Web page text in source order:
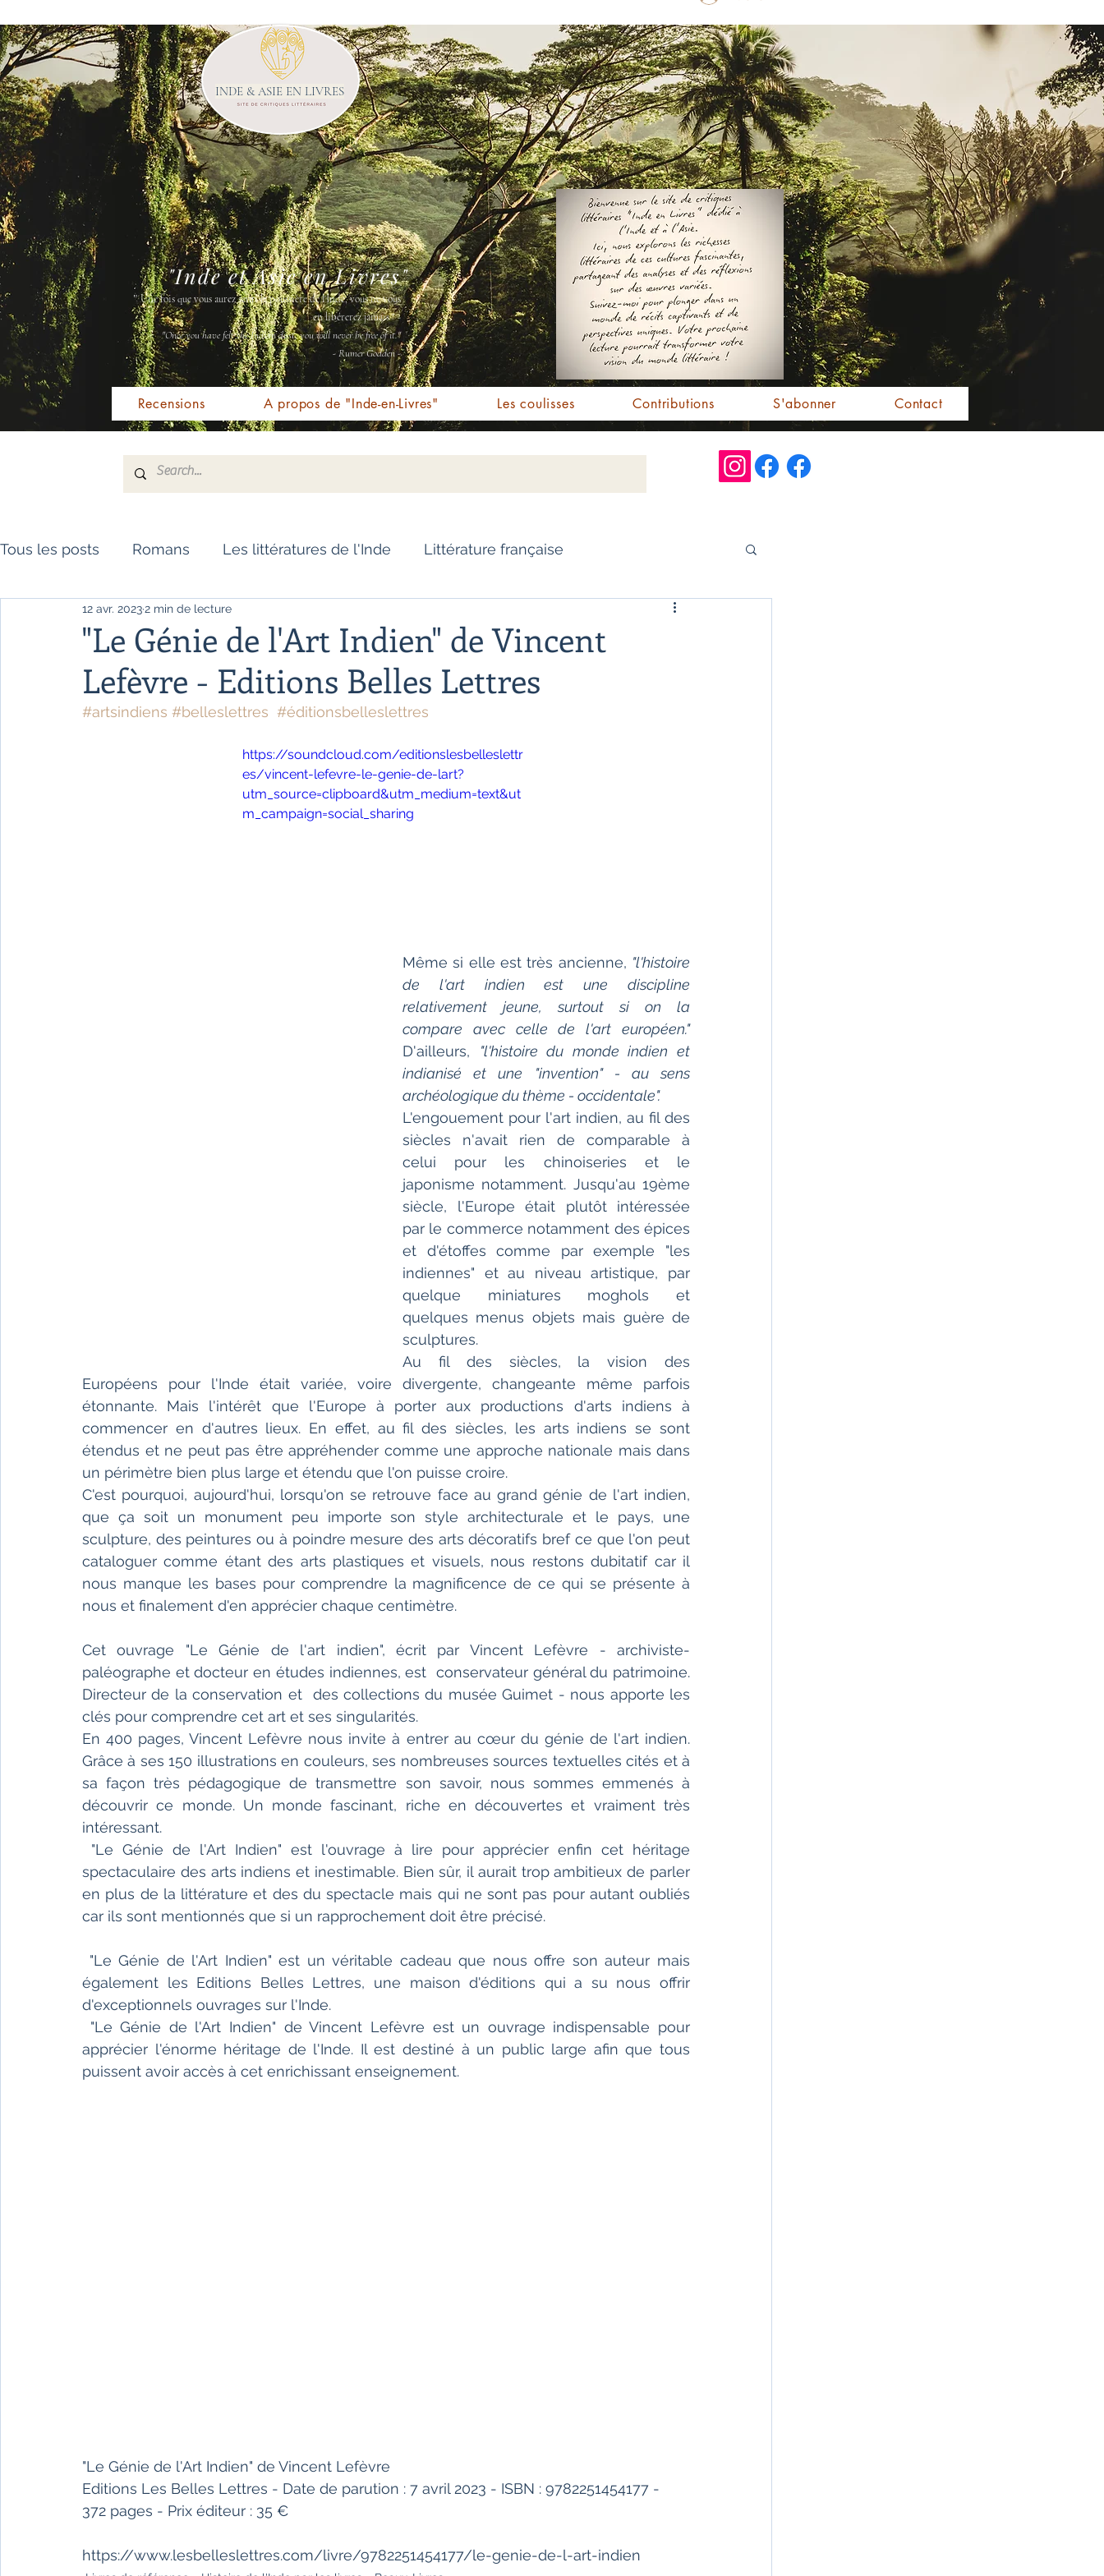
INDE & ASIE EN LIVRES
"Une fois que vous aurez senti la poussière de l'Inde, vous ne vous
en libérerez jamais " -
"Once you have felt the Indian dust, you will never be free of it."
- Rumer Godden -
"Inde et Asie en Livres"
Recensions A propos de "Inde-en-Livres" Les coulisses Contributions S'abonner Contact
Tous les posts Romans Les littératures de l'Inde Littérature française
Livres de référence Dictionnaire
Témoignages / Récits Romans jeunesse Essai Personnalités indiennes
Spiritualité Ayurveda Bien-être Littérature hindi
Littérature bengali Littérature malayalam
Contes
"Le Génie de l'Art Indien" de Vincent
Lefèvre - Editions Belles Lettres
12 avr. 20232 min de lecture
#artsindiens #belleslettres #éditionsbelleslettres
https://soundcloud.com/editionslesbelleslettr
es/vincent-lefevre-le-genie-de-lart?
utm_source=clipboard&utm_medium=text&ut
m_campaign=social_sharing
Même si elle est très ancienne, "l'histoire
de l'art indien est une discipline
relativement jeune, surtout si on la
compare avec celle de l'art européen."
D'ailleurs,
"l'histoire du monde indien et
indianisé et une "invention" - au sens
archéologique du thème - occidentale".
L'engouement pour l'art indien, au fil des
siècles n'avait rien de comparable à
celui pour les chinoiseries et le
japonisme notamment. Jusqu'au 19ème
siècle, l'Europe était plutôt intéressée
par le commerce notamment des épices
et d'étoffes comme par exemple "les
indiennes" et au niveau artistique, par
quelque miniatures moghols et
quelques menus objets mais guère de
sculptures.
Au fil des siècles, la vision des
Européens pour l'Inde était variée, voire divergente, changeante même parfois
étonnante. Mais l'intérêt que l'Europe à porter aux productions d'arts indiens à
commencer en d'autres lieux. En effet, au fil des siècles, les arts indiens se sont
étendus et ne peut pas être appréhender comme une approche nationale mais dans
un périmètre bien plus large et étendu que l'on puisse croire.
C'est pourquoi, aujourd'hui, lorsqu'on se retrouve face au grand génie de l'art indien,
que ça soit un monument peu importe son style architecturale et le pays, une
sculpture, des peintures ou à poindre mesure des arts décoratifs bref ce que l'on peut
cataloguer comme étant des arts plastiques et visuels, nous restons dubitatif car il
nous manque les bases pour comprendre la magnificence de ce qui se présente à
nous et finalement d'en apprécier chaque centimètre.
Cet ouvrage "Le Génie de l'art indien", écrit par Vincent Lefèvre - archiviste-
paléographe et docteur en études indiennes, est  conservateur général du patrimoine.
Directeur de la conservation et  des collections du musée Guimet - nous apporte les
clés pour comprendre cet art et ses singularités.
En 400 pages, Vincent Lefèvre nous invite à entrer au cœur du génie de l'art indien.
Grâce à ses 150 illustrations en couleurs, ses nombreuses sources textuelles cités et à
sa façon très pédagogique de transmettre son savoir, nous sommes emmenés à
découvrir ce monde. Un monde fascinant, riche en découvertes et vraiment très
intéressant.
spectaculaire des arts indiens et inestimable. Bien sûr, il aurait trop ambitieux de parler
en plus de la littérature et des du spectacle mais qui ne sont pas pour autant oubliés
car ils sont mentionnés que si un rapprochement doit être précisé.
également les Editions Belles Lettres, une maison d'éditions qui a su nous offrir
d'exceptionnels ouvrages sur l'Inde.
apprécier l'énorme héritage de l'Inde. Il est destiné à un public large afin que tous
puissent avoir accès à cet enrichissant enseignement.
"Le Génie de l'Art Indien" de Vincent Lefèvre
Editions Les Belles Lettres - Date de parution : 7 avril 2023 - ISBN : 9782251454177 -
372 pages - Prix éditeur : 35 €
https://www.lesbelleslettres.com/livre/9782251454177/le-genie-de-l-art-indien